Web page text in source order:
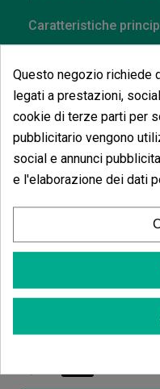
Caratteristiche
Fioritura
: Indoor
ottobre.
Altezza: Indoor
(77)
Questo negozio richiede
legati a prestazioni,
cookie di terze parti per
pubblicitario vengono
social e annunci
e l'elaborazione dei dati